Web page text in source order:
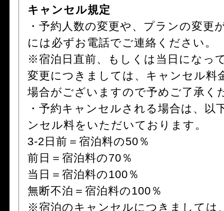
キャンセル規定
・予約人数の変更や、プランの変更
には必ずお電話でご連絡ください。
※宿泊日直前、もしくは当日になっ
変更につきましては、キャンセル料
場合がございますので予めご了承く
・予約キャンセルされる場合は、以
ンセル料をいただいております。
3-2日前＝宿泊料の50％
前日＝宿泊料の70％
当日＝宿泊料の100％
無断不泊＝宿泊料の100％
※宿泊のキャンセルにつきましては